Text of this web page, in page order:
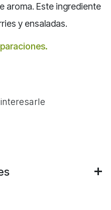
aroma. Este ingrediente
y ensaladas.